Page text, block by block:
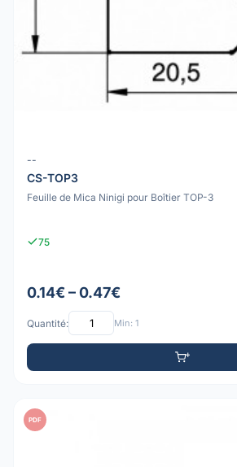
--
CS-TOP3
Feuille de Mica Ninigi pour Boîtier TOP-3
75
0.14€ – 0.47€
Quantité: Min: 1
PDF